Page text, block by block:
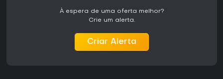
À espera de uma oferta melhor?
Crie um alerta.
Criar Alerta